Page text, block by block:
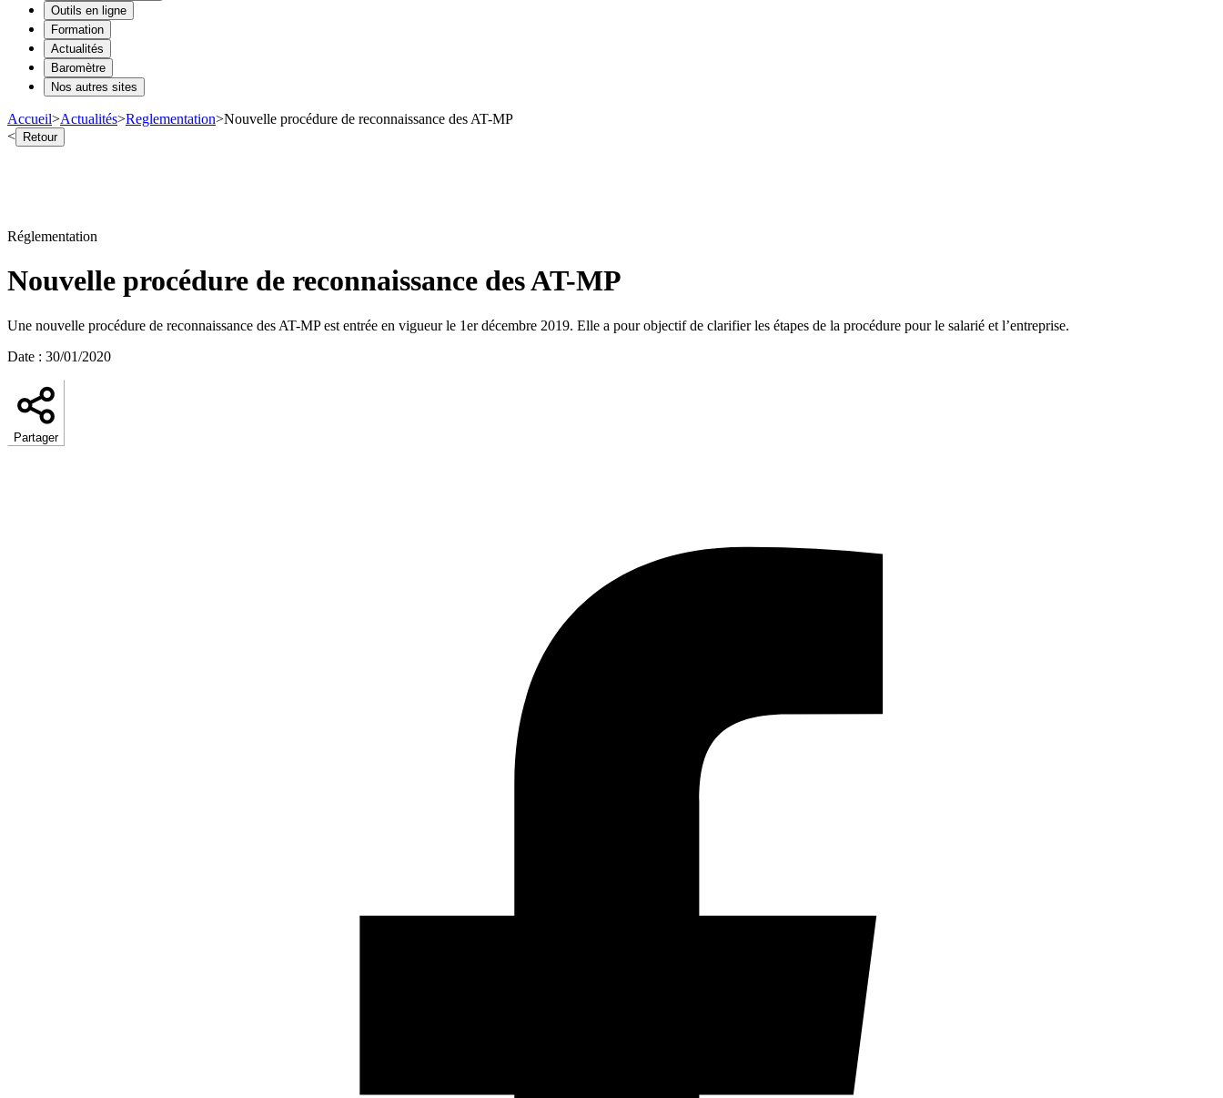
Outils en ligne
Formation
Actualités
Baromètre
Nos autres sites
Accueil>Actualités>Reglementation>Nouvelle procédure de reconnaissance des AT-MP
< Retour
Réglementation
Nouvelle procédure de reconnaissance des AT-MP
Une nouvelle procédure de reconnaissance des AT-MP est entrée en vigueur le 1er décembre 2019. Elle a pour objectif de clarifier les étapes de la procédure pour le salarié et l’entreprise.
Date : 30/01/2020
Partager